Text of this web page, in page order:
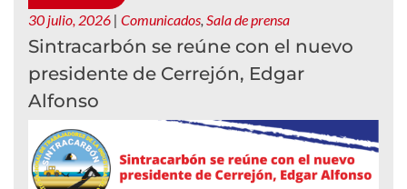
30 julio, 2026 | Comunicados Sala de prensa
Sintracarbón se reúne con el nuevo
presidente de Cerrejón, Edgar
Alfonso